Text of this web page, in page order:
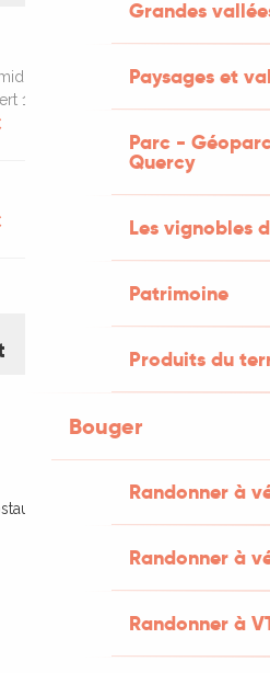
Grandes
Paysages et
Parc -
Quercy
Les vignobles
Patrimoine
Produits du
Bouger
Randonner à
Randonner à
Randonner à
plat du jour 12€,
16€